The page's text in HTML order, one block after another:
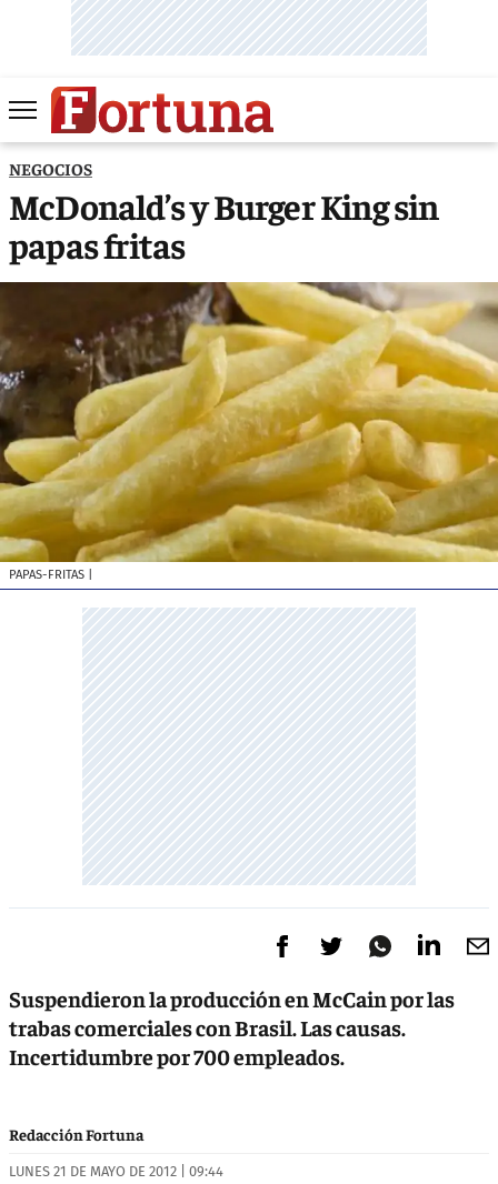
NEGOCIOS
McDonald’s y Burger King sin
papas fritas
PAPAS-FRITAS
Suspendieron la producción en McCain por las
trabas comerciales con Brasil. Las causas.
Incertidumbre por 700 empleados.
Redacción Fortuna
LUNES 21 DE MAYO DE 2012 | 09:44